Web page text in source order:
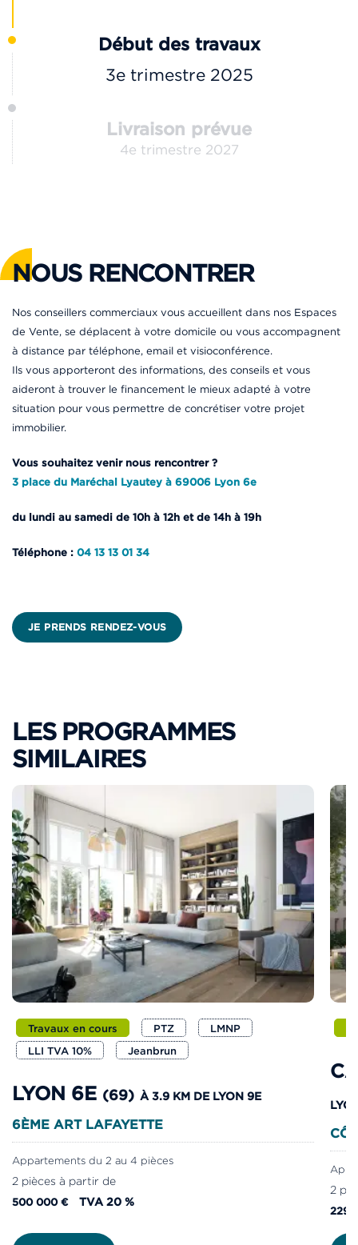
Début des travaux
3e trimestre 2025
Livraison prévue
4e trimestre 2027
NOUS RENCONTRER
Nos conseillers commerciaux vous accueillent dans nos Espaces
de Vente, se déplacent à votre domicile ou vous accompagnent
à distance par téléphone, email et visioconférence.
Ils vous apporteront des informations, des conseils et vous
aideront à trouver le financement le mieux adapté à votre
situation pour vous permettre de concrétiser votre projet
immobilier.
Vous souhaitez venir nous rencontrer ?
3 place du Maréchal Lyautey à 69006 Lyon 6e
du lundi au samedi de 10h à 12h et de 14h à 19h
Téléphone : 04 13 13 01 34
JE PRENDS RENDEZ-VOUS
LES PROGRAMMES
SIMILAIRES
Travaux en cours PTZ
LMNP
LLI TVA 10%
Jeanbrun
LYON 6E (69) À 3.9 KM DE LYON 9E
6ÈME ART LAFAYETTE
Appartements du 2 au 4 pièces
2 pièces à partir de
500 000 € TVA 20 %
2
229